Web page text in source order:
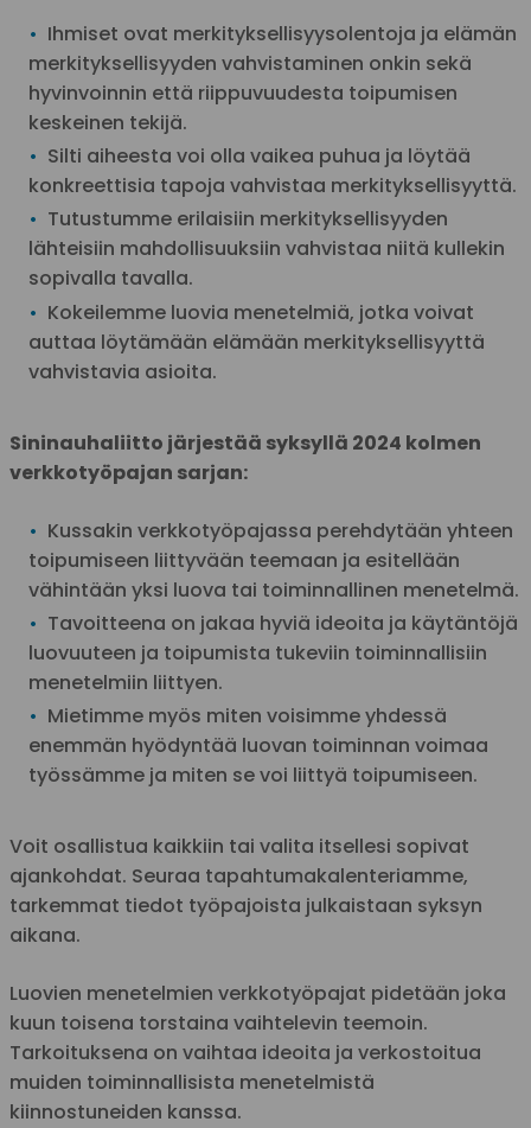
Ihmiset ovat merkityksellisyysolentoja ja elämän
merkityksellisyyden vahvistaminen onkin sekä
hyvinvoinnin että riippuvuudesta toipumisen
keskeinen tekijä.
Silti aiheesta voi olla vaikea puhua ja löytää
konkreettisia tapoja vahvistaa merkityksellisyyttä.
Tutustumme erilaisiin merkityksellisyyden
lähteisiin mahdollisuuksiin vahvistaa niitä kullekin
sopivalla tavalla.
Kokeilemme luovia menetelmiä, jotka voivat
auttaa löytämään elämään merkityksellisyyttä
vahvistavia asioita.
Sininauhaliitto järjestää syksyllä 2024 kolmen
verkkotyöpajan sarjan:
Kussakin verkkotyöpajassa perehdytään yhteen
toipumiseen liittyvään teemaan ja esitellään
vähintään yksi luova tai toiminnallinen menetelmä.
Tavoitteena on jakaa hyviä ideoita ja käytäntöjä
luovuuteen ja toipumista tukeviin toiminnallisiin
menetelmiin liittyen.
Mietimme myös miten voisimme yhdessä
enemmän hyödyntää luovan toiminnan voimaa
työssämme ja miten se voi liittyä toipumiseen.
Voit osallistua kaikkiin tai valita itsellesi sopivat
ajankohdat. Seuraa tapahtumakalenteriamme,
tarkemmat tiedot työpajoista julkaistaan syksyn
aikana.
Luovien menetelmien verkkotyöpajat pidetään joka
kuun toisena torstaina vaihtelevin teemoin.
Tarkoituksena on vaihtaa ideoita ja verkostoitua
muiden toiminnallisista menetelmistä
kiinnostuneiden kanssa.